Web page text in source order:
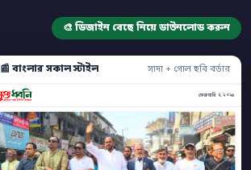
🎨 ডিজাইন বেছে নিয়ে ডাউনলোড করুন
📰 বাংলার সকাল স্টাইল সাদা + গোল ছবি বর্ডার
ফেব্রুয়ারি ৭, ২০২৬